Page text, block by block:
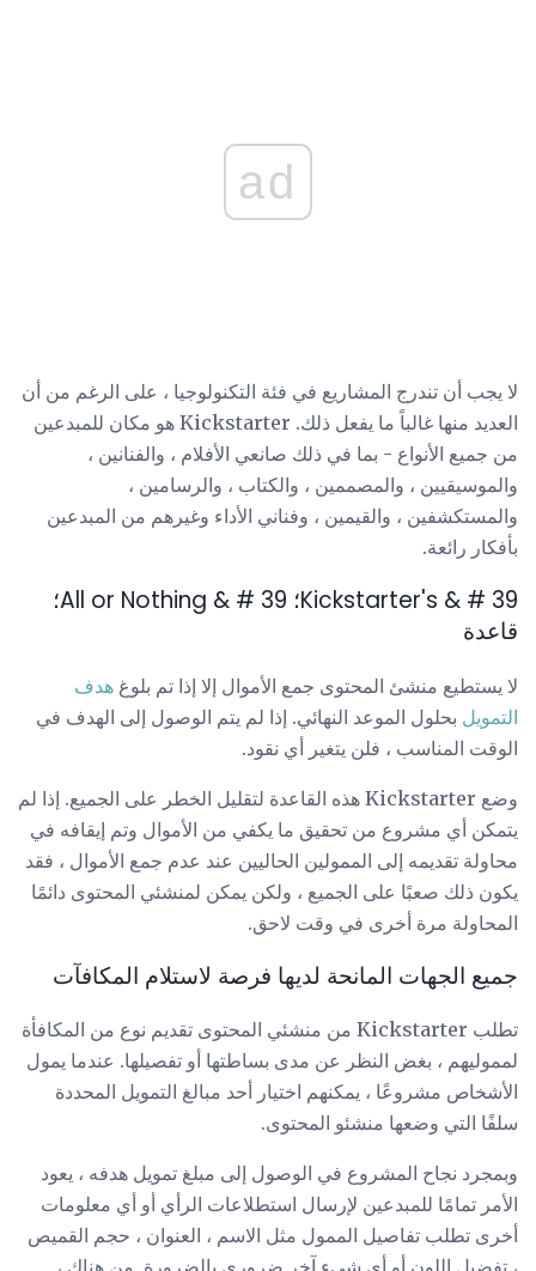
ad
لا يجب أن تندرج المشاريع في فئة التكنولوجيا ، على الرغم من أن
العديد منها غالباً ما يفعل ذلك. Kickstarter هو مكان للمبدعين
من جميع الأنواع - بما في ذلك صانعي الأفلام ، والفنانين ،
والموسيقيين ، والمصممين ، والكتاب ، والرسامين ،
والمستكشفين ، والقيمين ، وفناني الأداء وغيرهم من المبدعين
بأفكار رائعة.
Kickstarter's & # 39؛ All or Nothing & # 39؛
قاعدة
لا يستطيع منشئ المحتوى جمع الأموال إلا إذا تم بلوغ هدف
التمويل بحلول الموعد النهائي. إذا لم يتم الوصول إلى الهدف في
الوقت المناسب ، فلن يتغير أي نقود.
وضع Kickstarter هذه القاعدة لتقليل الخطر على الجميع. إذا لم
يتمكن أي مشروع من تحقيق ما يكفي من الأموال وتم إيقافه في
محاولة تقديمه إلى الممولين الحاليين عند عدم جمع الأموال ، فقد
يكون ذلك صعبًا على الجميع ، ولكن يمكن لمنشئي المحتوى دائمًا
المحاولة مرة أخرى في وقت لاحق.
جميع الجهات المانحة لديها فرصة لاستلام المكافآت
تطلب Kickstarter من منشئي المحتوى تقديم نوع من المكافأة
لمموليهم ، بغض النظر عن مدى بساطتها أو تفصيلها. عندما يمول
الأشخاص مشروعًا ، يمكنهم اختيار أحد مبالغ التمويل المحددة
سلفًا التي وضعها منشئو المحتوى.
وبمجرد نجاح المشروع في الوصول إلى مبلغ تمويل هدفه ، يعود
الأمر تمامًا للمبدعين لإرسال استطلاعات الرأي أو أي معلومات
أخرى تطلب تفاصيل الممول مثل الاسم ، العنوان ، حجم القميص